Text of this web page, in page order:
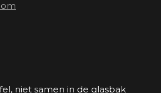
niet samen in de glasbak